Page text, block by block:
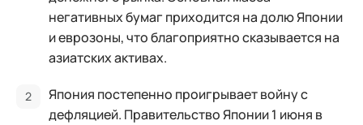
негативных бумаг приходится на долю Японии
и еврозоны, что благоприятно сказывается на
азиатских активах.
Япония постепенно проигрывает войну с
дефляцией. Правительство Японии 1 июня в